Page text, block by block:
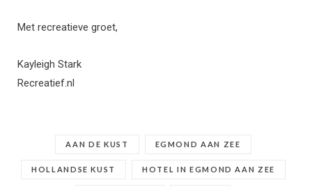
Met recreatieve groet,
Kayleigh Stark
Recreatief.nl
AAN DE KUST EGMOND AAN ZEE
HOLLANDSE KUST HOTEL IN EGMOND AAN ZEE